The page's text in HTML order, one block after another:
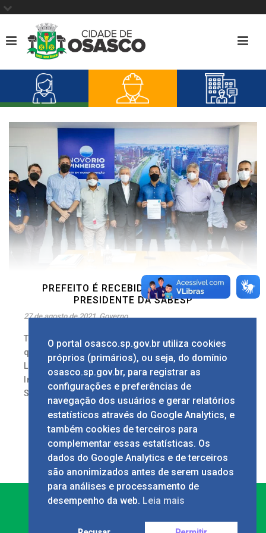
PREFEITO É RECEBIDO POR DIRETOR-
PRESIDENTE DA SABESP
27 de agosto de 2021 Governo
Texto: Lucas Pedrosa Fotos: Marcelo Deck Na
quinta-feira, 26/8, o prefeito de Osasco, Rogério
Lins, esteve na sede da Secretaria de
Infraestrutura e Meio Ambiente do Estado de
São Paulo, em [...]
O portal osasco.sp.gov.br utiliza cookies
próprios (primários), ou seja, do domínio
osasco.sp.gov.br, para registrar as
configurações e preferências de
navegação dos usuários e gerar relatórios
estatísticos através do Google Analytics, e
também cookies de terceiros para
complementar essas estatísticas. Os
dados do Google Analytics e de terceiros
são anonimizados antes de serem usados
para análises e processamento de
desempenho da web. Leia mais